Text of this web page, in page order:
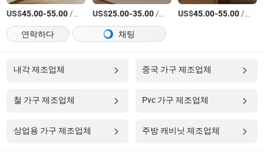
US$45.00-55.00/상품 US$25.00-35.00/상품 US$45.00-55.00/상품
연락하다
채팅
내각 제조업체 중국 가구 제조업체
철 가구 제조업체 Pvc 가구 제조업체
상업용 가구 제조업체 주방 캐비닛 제조업체